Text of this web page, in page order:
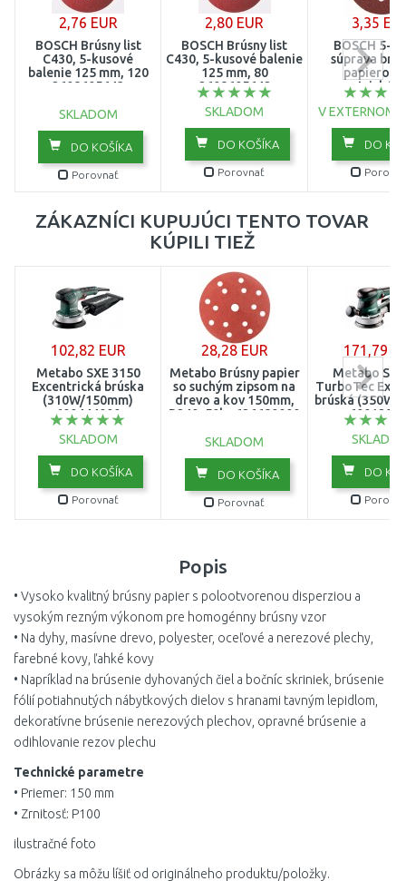
2,76 EUR
BOSCH Brúsny list
C430, 5-kusové
balenie 125 mm, 120
2608605643
SKLADOM
DO KOŠÍKA
Porovnať
2,80 EUR
BOSCH Brúsny list
C430, 5-kusové balenie
125 mm, 80
2608605642
SKLADOM
DO KOŠÍKA
Porovnať
3,35
BOSCH 5-
súprava
papierov
excentrické
125 mm
V EXTERNOM
DO
ZÁKAZNÍCI KUPUJÚCI TENTO TOVAR
KÚPILI TIEŽ
102,82 EUR
Metabo SXE 3150
Excentrická brúska
(310W/150mm)
600444000
SKLADOM
DO KOŠÍKA
Porovnať
28,28 EUR
Metabo Brúsny papier
so suchým zipsom na
drevo a kov 150mm,
P240, 50ks 626680000
SKLADOM
DO KOŠÍKA
Porovnať
171,79
Metabo
TurboTec
brúská (350W/
DO
Popis
• Vysoko kvalitný brúsny papier s polootvorenou disperziou a
vysokým rezným výkonom pre homogénny brúsny vzor
• Na dyhy, masívne drevo, polyester, oceľové a nerezové plechy,
farebné kovy, ľahké kovy
• Napríklad na brúsenie dyhovaných čiel a bočníc skriniek, brúsenie
fólií potiahnutých nábytkových dielov s hranami tavným lepidlom,
dekoratívne brúsenie nerezových plechov, opravné brúsenie a
odihlovanie rezov plechu
Technické parametre
• Priemer: 150 mm
• Zrnitosť: P100
ilustračné foto
Obrázky sa môžu líšiť od originálneho produktu/položky.